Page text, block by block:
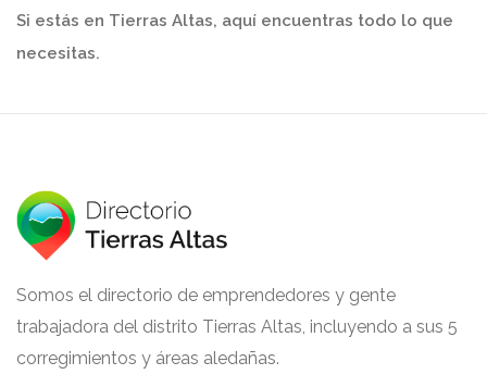
Si estás en Tierras Altas, aquí encuentras todo lo que
necesitas.
Somos el directorio de emprendedores y gente
trabajadora del distrito Tierras Altas, incluyendo a sus 5
corregimientos y áreas aledañas.